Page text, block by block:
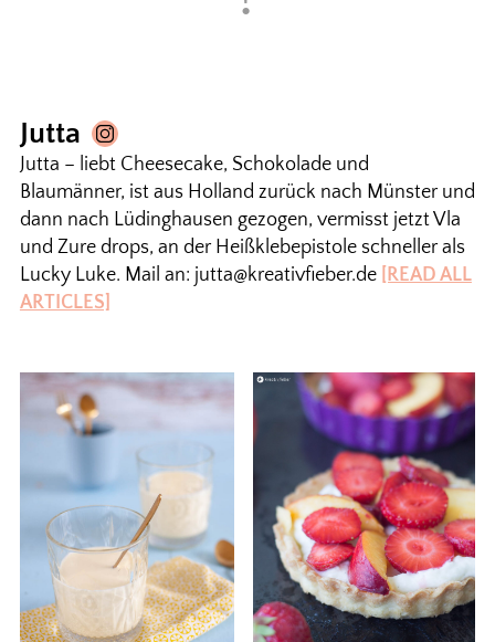
Jutta
Jutta – liebt Cheesecake, Schokolade und
Blaumänner, ist aus Holland zurück nach Münster und
dann nach Lüdinghausen gezogen, vermisst jetzt Vla
und Zure drops, an der Heißklebepistole schneller als
Lucky Luke. Mail an: jutta@kreativfieber.de [READ ALL
ARTICLES]